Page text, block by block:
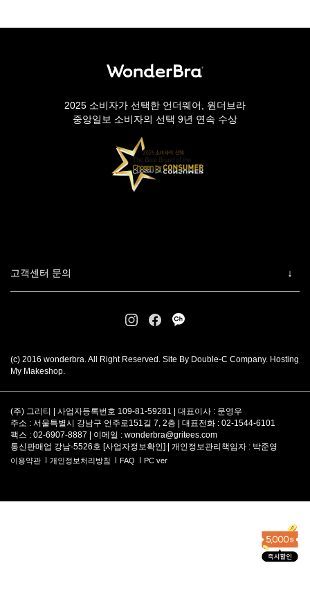
2025 소비자가 선택한 언더웨어, 원더브라
중앙일보 소비자의 선택 9년 연속 수상
고객센터 문의
(c) 2016 wonderbra. All Right Reserved. Site By Double-C Company. Hosting
My Makeshop.
(주) 그리티 | 사업자등록번호 109-81-59281 | 대표이사 : 문영우
주소 : 서울특별시 강남구 언주로151길 7, 2층 | 대표전화 : 02-1544-6101
팩스 : 02-6907-8887 | 이메일 : wonderbra@gritees.com
통신판매업 강남-5526호 [사업자정보확인] | 개인정보관리책임자 : 박준영
이용약관 개인정보처리방침 FAQ PC ver